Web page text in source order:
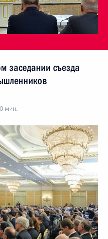
заседании съезда
мин.